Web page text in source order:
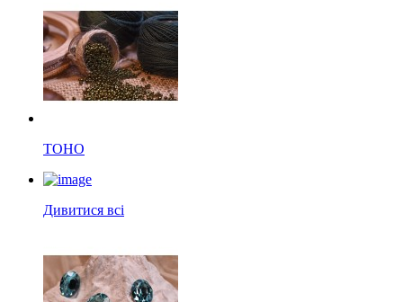
TOHO
Дивитися всі